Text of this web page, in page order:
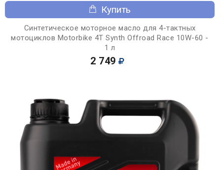
Купить
Синтетическое моторное масло для 4-тактных
мотоциклов Motorbike 4T Synth Offroad Race 10W-60 -
1 л
2 749